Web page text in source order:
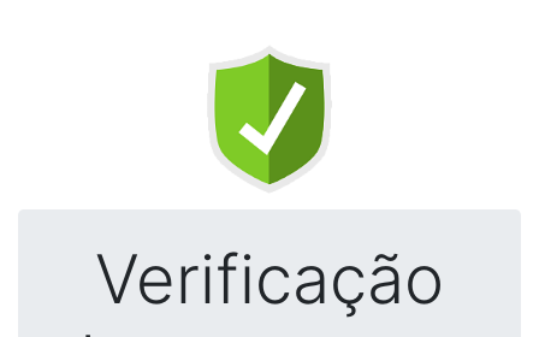
Verificação